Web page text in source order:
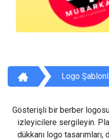
Logo
Gösterişli bir berber
izleyicilere sergileyin.
dükkanı logo